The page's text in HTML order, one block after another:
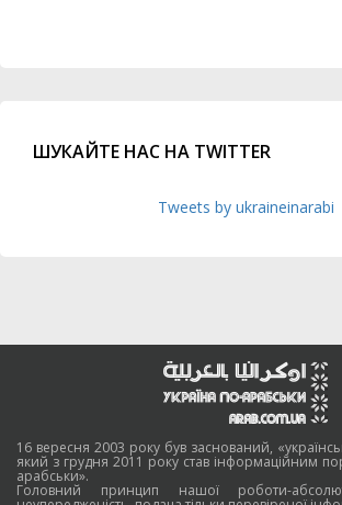
ШУКАЙТЕ НАС НА TWITTER
Tweets by ukraineinarabi
16 вересня 2003 року був заснований,
який з грудня 2011 року став інформаційним
арабськи».
Головний принцип нашої роботи-